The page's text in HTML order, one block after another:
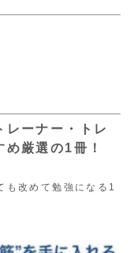
レーナー・トレ
厳選の1冊！
も改めて勉強になる1